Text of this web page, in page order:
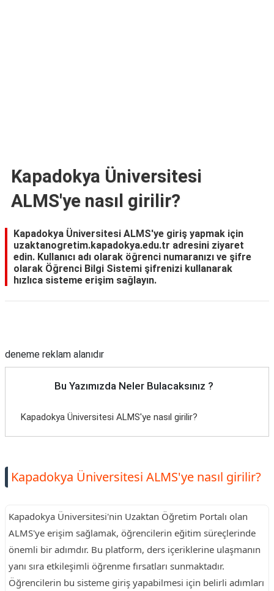
Kapadokya Üniversitesi
ALMS'ye nasıl girilir?
Kapadokya Üniversitesi ALMS'ye giriş yapmak için
uzaktanogretim.kapadokya.edu.tr adresini ziyaret
edin. Kullanıcı adı olarak öğrenci numaranızı ve şifre
olarak Öğrenci Bilgi Sistemi şifrenizi kullanarak
hızlıca sisteme erişim sağlayın.
deneme reklam alanıdır
Bu Yazımızda Neler Bulacaksınız ?
Kapadokya Üniversitesi ALMS'ye nasıl girilir?
Kapadokya Üniversitesi ALMS'ye nasıl girilir?
Kapadokya Üniversitesi'nin Uzaktan Öğretim Portalı olan
ALMS'ye erişim sağlamak, öğrencilerin eğitim süreçlerinde
önemli bir adımdır. Bu platform, ders içeriklerine ulaşmanın
yanı sıra etkileşimli öğrenme fırsatları sunmaktadır.
Öğrencilerin bu sisteme giriş yapabilmesi için belirli adımları